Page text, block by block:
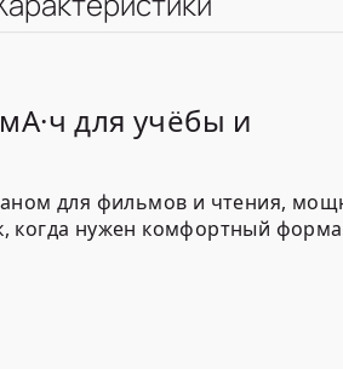
для учёбы и
для фильмов и чтения,
когда нужен комфортный